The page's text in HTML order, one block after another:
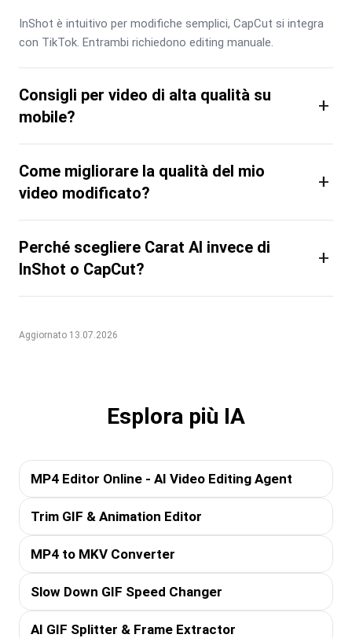
InShot è intuitivo per modifiche semplici, CapCut si integra
con TikTok. Entrambi richiedono editing manuale.
Consigli per video di alta qualità su
mobile?
+
Come migliorare la qualità del mio
video modificato?
+
Perché scegliere Carat AI invece di
InShot o CapCut?
+
Aggiornato 13.07.2026
Esplora più IA
MP4 Editor Online - AI Video Editing Agent
Trim GIF & Animation Editor
MP4 to MKV Converter
Slow Down GIF Speed Changer
AI GIF Splitter & Frame Extractor